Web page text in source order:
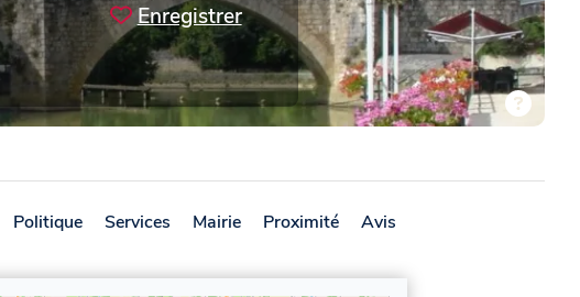
Enregistrer
Politique Services Mairie Proximité Avis